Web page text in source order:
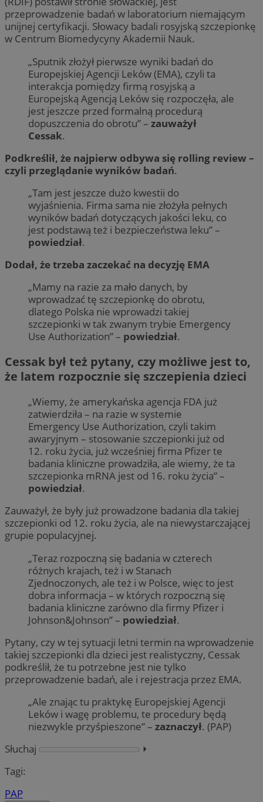
przeprowadzenie badań w laboratorium niemającym
unijnej certyfikacji. Słowacy badali rosyjską szczepionkę
w Centrum Biomedycyny Akademii Nauk.
„Sputnik złożył pierwsze wyniki badań do
Europejskiej Agencji Leków (EMA), czyli ta
interakcja pomiędzy firmą rosyjską a
Europejską Agencją Leków się rozpoczęła, ale
jest jeszcze przed formalną procedurą
dopuszczenia do obrotu” – zauważył
Cessak.
Podkreślił, że najpierw odbywa się rolling review –
czyli przeglądanie wyników badań.
„Tam jest jeszcze dużo kwestii do
wyjaśnienia. Firma sama nie złożyła pełnych
wyników badań dotyczących jakości leku, co
jest podstawą też i bezpieczeństwa leku” –
powiedział.
Dodał, że trzeba zaczekać na decyzję EMA
„Mamy na razie za mało danych, by
wprowadzać tę szczepionkę do obrotu,
dlatego Polska nie wprowadzi takiej
szczepionki w tak zwanym trybie Emergency
Use Authorization” – powiedział.
Cessak był też pytany, czy możliwe jest to,
że latem rozpocznie się szczepienia dzieci
„Wiemy, że amerykańska agencja FDA już
zatwierdziła – na razie w systemie
Emergency Use Authorization, czyli takim
awaryjnym – stosowanie szczepionki już od
12. roku życia, już wcześniej firma Pfizer te
badania kliniczne prowadziła, ale wiemy, że ta
szczepionka mRNA jest od 16. roku życia” –
powiedział.
Zauważył, że były już prowadzone badania dla takiej
szczepionki od 12. roku życia, ale na niewystarczającej
grupie populacyjnej.
„Teraz rozpoczną się badania w czterech
różnych krajach, też i w Stanach
Zjednoczonych, ale też i w Polsce, więc to jest
dobra informacja – w których rozpoczną się
badania kliniczne zarówno dla firmy Pfizer i
Johnson&Johnson” – powiedział.
Pytany, czy w tej sytuacji letni termin na wprowadzenie
takiej szczepionki dla dzieci jest realistyczny, Cessak
podkreślił, że tu potrzebne jest nie tylko
przeprowadzenie badań, ale i rejestracja przez EMA.
„Ale znając tu praktykę Europejskiej Agencji
Leków i wagę problemu, te procedury będą
niezwykle przyśpieszone” – zaznaczył. (PAP)
Słuchaj
⏵︎
Tagi:
PAP